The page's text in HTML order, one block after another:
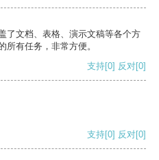
了文档、表格、演示文稿等各个方
所有任务，非常方便。
支持[0] 反对[0]
支持[0] 反对[0]